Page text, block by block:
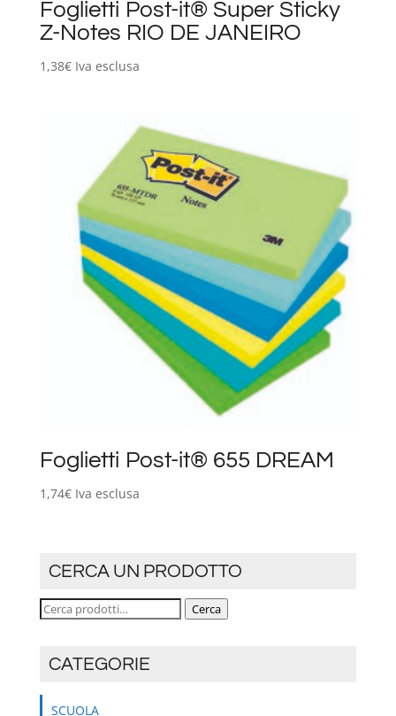
Foglietti Post-it® Super Sticky
Z-Notes RIO DE JANEIRO
1,38€ Iva esclusa
Foglietti Post-it® 655 DREAM
1,74€ Iva esclusa
CERCA UN PRODOTTO
Cerca: Cerca
CATEGORIE
SCUOLA